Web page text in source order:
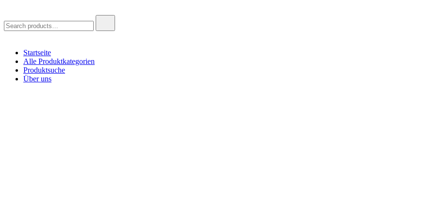
for:
Startseite
Alle Produktkategorien
Produktsuche
Über uns